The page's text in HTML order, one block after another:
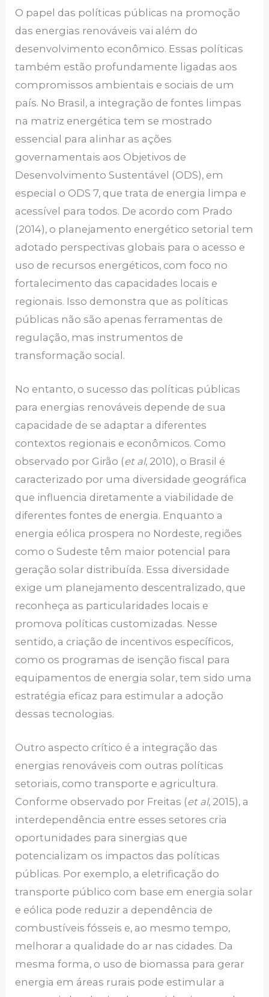
O papel das políticas públicas na promoção
das energias renováveis vai além do
desenvolvimento econômico. Essas políticas
também estão profundamente ligadas aos
compromissos ambientais e sociais de um
país. No Brasil, a integração de fontes limpas
na matriz energética tem se mostrado
essencial para alinhar as ações
governamentais aos Objetivos de
Desenvolvimento Sustentável (ODS), em
especial o ODS 7, que trata de energia limpa e
acessível para todos. De acordo com Prado
(2014), o planejamento energético setorial tem
adotado perspectivas globais para o acesso e
uso de recursos energéticos, com foco no
fortalecimento das capacidades locais e
regionais. Isso demonstra que as políticas
públicas não são apenas ferramentas de
regulação, mas instrumentos de
transformação social.
No entanto, o sucesso das políticas públicas
para energias renováveis depende de sua
capacidade de se adaptar a diferentes
contextos regionais e econômicos. Como
observado por Girão (et al, 2010), o Brasil é
caracterizado por uma diversidade geográfica
que influencia diretamente a viabilidade de
diferentes fontes de energia. Enquanto a
energia eólica prospera no Nordeste, regiões
como o Sudeste têm maior potencial para
geração solar distribuída. Essa diversidade
exige um planejamento descentralizado, que
reconheça as particularidades locais e
promova políticas customizadas. Nesse
sentido, a criação de incentivos específicos,
como os programas de isenção fiscal para
equipamentos de energia solar, tem sido uma
estratégia eficaz para estimular a adoção
dessas tecnologias.
Outro aspecto crítico é a integração das
energias renováveis com outras políticas
setoriais, como transporte e agricultura.
Conforme observado por Freitas (et al, 2015), a
interdependência entre esses setores cria
oportunidades para sinergias que
potencializam os impactos das políticas
públicas. Por exemplo, a eletrificação do
transporte público com base em energia solar
e eólica pode reduzir a dependência de
combustíveis fósseis e, ao mesmo tempo,
melhorar a qualidade do ar nas cidades. Da
mesma forma, o uso de biomassa para gerar
energia em áreas rurais pode estimular a